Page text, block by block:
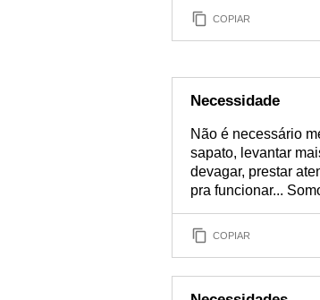
COPIAR
Necessidade
Não é necessário
sapato, levantar
devagar, prestar
pra funcionar...
COPIAR